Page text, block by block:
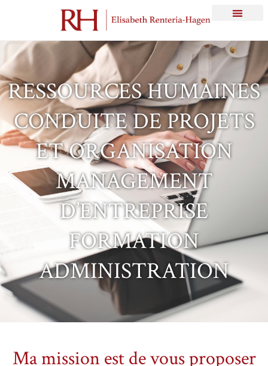
RESSOURCES HUMAINES
CONDUITE DE PROJETS
ET ORGANISATION
MANAGEMENT
D’ENTREPRISE
FORMATION
ADMINISTRATION
Ma mission est de vous proposer